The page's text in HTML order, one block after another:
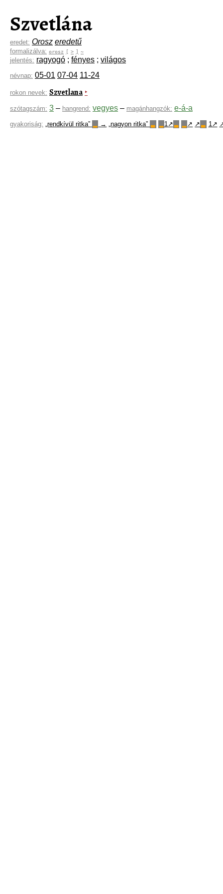
Szvetlána
eredet: Orosz eredetű
formalizálva: orosz [ > ] ~
jelentés: ragyogó ; fényes ; világos
névnap: 05-01 07-04 11-24
rokon nevek: Szvetlana ‣
szótagszám: 3 – hangrend: vegyes – magánhangzók: e-á-a
gyakoriság: „rendkívül ritka” → „nagyon ritka” ▃ 1↗ ▃ ↗ ↗ ▃ 1↗